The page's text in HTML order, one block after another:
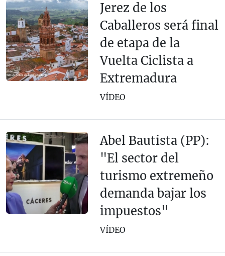
Jerez de los
Caballeros será final
de etapa de la
Vuelta Ciclista a
Extremadura
VÍDEO
Abel Bautista (PP):
"El sector del
turismo extremeño
demanda bajar los
impuestos"
VÍDEO